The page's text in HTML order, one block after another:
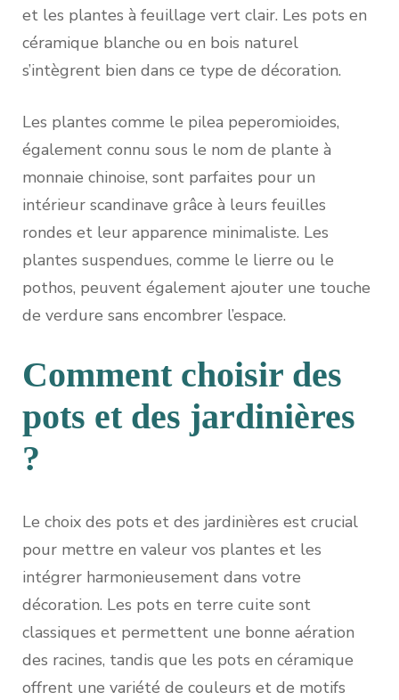
et les plantes à feuillage vert clair. Les pots en
céramique blanche ou en bois naturel
s’intègrent bien dans ce type de décoration.
Les plantes comme le pilea peperomioides,
également connu sous le nom de plante à
monnaie chinoise, sont parfaites pour un
intérieur scandinave grâce à leurs feuilles
rondes et leur apparence minimaliste. Les
plantes suspendues, comme le lierre ou le
pothos, peuvent également ajouter une touche
de verdure sans encombrer l’espace.
Comment choisir des
pots et des jardinières
?
Le choix des pots et des jardinières est crucial
pour mettre en valeur vos plantes et les
intégrer harmonieusement dans votre
décoration. Les pots en terre cuite sont
classiques et permettent une bonne aération
des racines, tandis que les pots en céramique
offrent une variété de couleurs et de motifs